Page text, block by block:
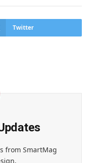
Twitter
from SmartMag